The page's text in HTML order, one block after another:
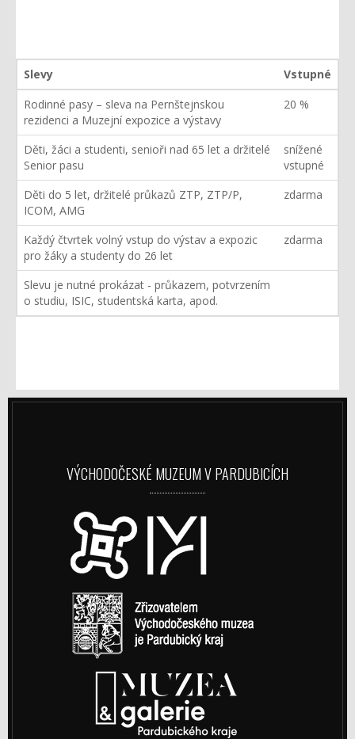
Slevy
Vstupné
Rodinné pasy – sleva na Pernštejnskou
rezidenci a Muzejní expozice a výstavy
20 %
Děti, žáci a studenti, senioři nad 65 let a držitelé
Senior pasu
snížené
vstupné
Děti do 5 let, držitelé průkazů ZTP, ZTP/P,
ICOM, AMG
zdarma
Každý čtvrtek volný vstup do výstav a expozic
pro žáky a studenty do 26 let
zdarma
Slevu je nutné prokázat - průkazem, potvrzením
o studiu, ISIC, studentská karta, apod.
VÝCHODOČESKÉ MUZEUM V PARDUBICÍCH